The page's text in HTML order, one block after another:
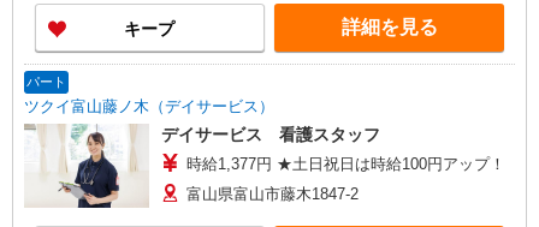
キープ 詳細を見る
パート
ツクイ富山藤ノ木（デイサービス）
デイサービス 看護スタッフ
時給1,377円 ★土日祝日は時給100円アップ！
富山県富山市藤木1847-2